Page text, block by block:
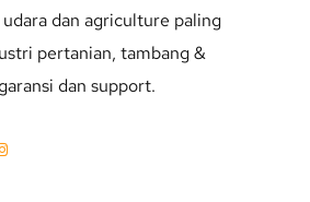
dan agriculture paling
pertanian, tambang &
dan support.